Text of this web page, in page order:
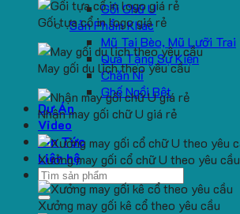
Gối Chữ U
Sản Phẩm Khác
Mũ Tai Bèo, Mũ Lưỡi Trai
Quà Tặng Sự Kiện
Chăn Nỉ
Ghế Ngồi Bệt
Dự Án
Video
Tin Tức
Liên hệ
Search
for:
Gối tựa cổ in logo giá rẻ
May gối du lịch theo yêu cầu
Nhận may gối chữ U giá rẻ
Xưởng may gối cổ chữ U theo yêu cầu
Xưởng may gối kê cổ theo yêu cầu